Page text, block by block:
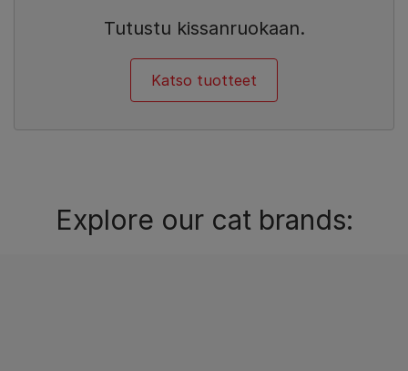
Tutustu kissanruokaan.
Katso tuotteet
Explore our cat brands: